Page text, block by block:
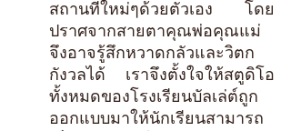
สถานที่ใหม่ๆด้วยตัวเอง โดย
ปราศจากสายตาคุณพ่อคุณแม่
จึงอาจรู้สึกหวาดกลัวและวิตก
กังวลได้ เราจึงตั้งใจให้สตูดิโอ
ทั้งหมดของโรงเรียนบัลเล่ต์ถูก
ออกแบบมาให้นักเรียนสามารถ